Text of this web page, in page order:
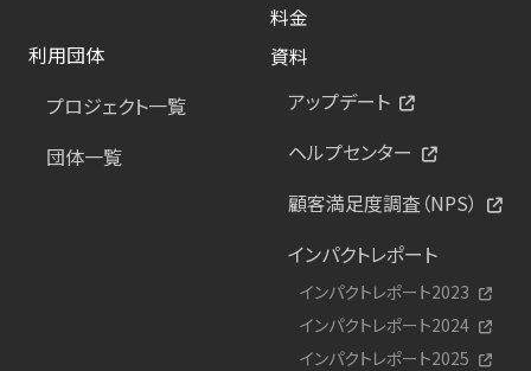
料金
利用団体
プロジェクト一覧
団体一覧
資料
アップデート
ヘルプセンター
顧客満足度調査（NPS）
インパクトレポート
インパクトレポート2023
インパクトレポート2024
インパクトレポート2025